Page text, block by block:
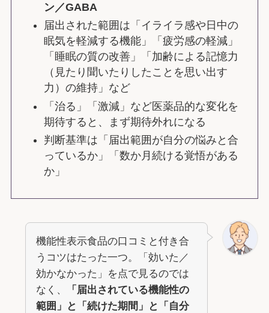
ン／GABA
届出された範囲は「イライラ感や日中の
眠気を軽減する機能」「疲労感の軽減」
「睡眠の質の改善」「加齢による記憶力
（見たり聞いたりしたことを思い出す
力）の維持」など
「治る」「激減」など医薬品的な変化を
期待すると、まず期待外れになる
判断基準は「届出範囲が自分の悩みと合
っているか」「数か月続ける覚悟がある
か」
機能性表示食品の口コミと付き合
うコツはたった一つ。「効いた／
効かなかった」を点で見るのでは
なく、
「届出されている機能性の
範囲」と「続けた期間」と「自分